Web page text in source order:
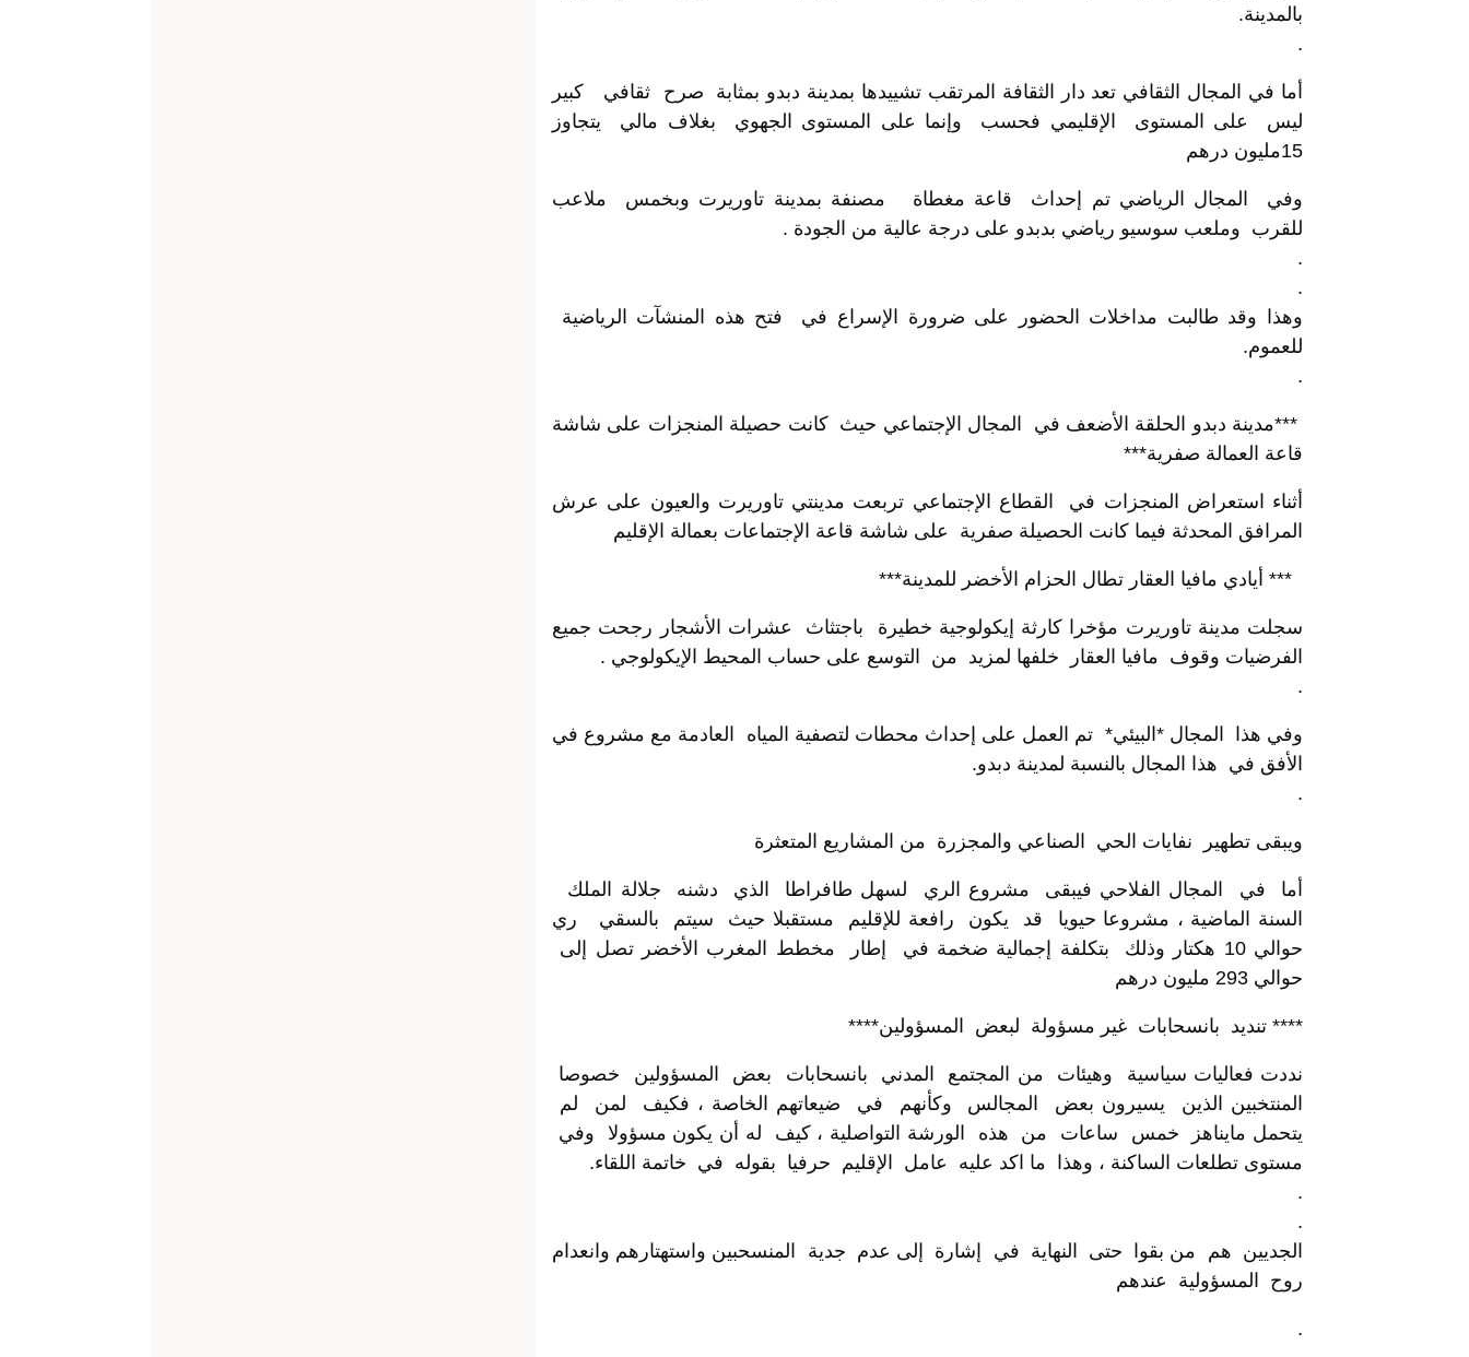
بالمدينة.
.
أما في المجال الثقافي تعد دار الثقافة المرتقب تشييدها بمدينة دبدو بمثابة صرح ثقافي كبير
ليس على المستوى الإقليمي فحسب وإنما على المستوى الجهوي بغلاف مالي يتجاوز
15مليون درهم
وفي المجال الرياضي تم إحداث قاعة مغطاة مصنفة بمدينة تاوريرت وبخمس ملاعب
للقرب وملعب سوسيو رياضي بدبدو على درجة عالية من الجودة .
.
.
وهذا وقد طالبت مداخلات الحضور على ضرورة الإسراع في فتح هذه المنشآت الرياضية
للعموم.
.
***مدينة دبدو الحلقة الأضعف في المجال الإجتماعي حيث كانت حصيلة المنجزات على شاشة
قاعة العمالة صفرية***
أثناء استعراض المنجزات في القطاع الإجتماعي تربعت مدينتي تاوريرت والعيون على عرش
المرافق المحدثة فيما كانت الحصيلة صفرية على شاشة قاعة الإجتماعات بعمالة الإقليم
*** أيادي مافيا العقار تطال الحزام الأخضر للمدينة***
سجلت مدينة تاوريرت مؤخرا كارثة إيكولوجية خطيرة باجتثاث عشرات الأشجار رجحت جميع
الفرضيات وقوف مافيا العقار خلفها لمزيد من التوسع على حساب المحيط الإيكولوجي .
.
وفي هذا المجال *البيئي* تم العمل على إحداث محطات لتصفية المياه العادمة مع مشروع في
الأفق في هذا المجال بالنسبة لمدينة دبدو.
.
ويبقى تطهير نفايات الحي الصناعي والمجزرة من المشاريع المتعثرة
أما في المجال الفلاحي فيبقى مشروع الري لسهل طافراطا الذي دشنه جلالة الملك
السنة الماضية ، مشروعا حيويا قد يكون رافعة للإقليم مستقبلا حيث سيتم بالسقي ري
حوالي 10 هكتار وذلك بتكلفة إجمالية ضخمة في إطار مخطط المغرب الأخضر تصل إلى
حوالي 293 مليون درهم
**** تنديد بانسحابات غير مسؤولة لبعض المسؤولين****
نددت فعاليات سياسية وهيئات من المجتمع المدني بانسحابات بعض المسؤولين خصوصا
المنتخبين الذين يسيرون بعض المجالس وكأنهم في ضيعاتهم الخاصة ، فكيف لمن لم
يتحمل مايناهز خمس ساعات من هذه الورشة التواصلية ، كيف له أن يكون مسؤولا وفي
مستوى تطلعات الساكنة ، وهذا ما اكد عليه عامل الإقليم حرفيا بقوله في خاتمة اللقاء.
.
.
الجديين هم من بقوا حتى النهاية في إشارة إلى عدم جدية المنسحبين واستهتارهم وانعدام
روح المسؤولية عندهم
.